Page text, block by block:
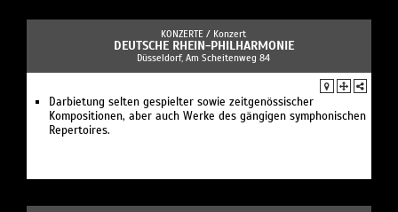
KONZERTE / Konzert
DEUTSCHE RHEIN-PHILHARMONIE
Düsseldorf, Am Scheitenweg 84
Darbietung selten gespielter sowie zeitgenössischer
Kompositionen, aber auch Werke des gängigen symphonischen
Repertoires.